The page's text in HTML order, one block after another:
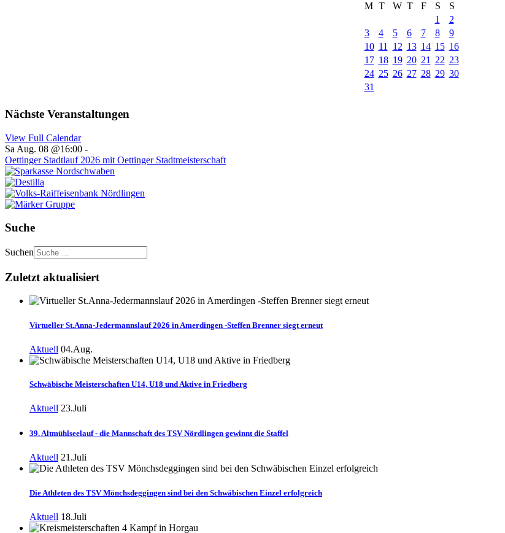
M T W T F S
S
1
2
3
4 5 6 7 8
9
10 11 12 13 14 15 16
17 18 19 20 21 22 23
24 25 26 27 28 29 30
31
Nächste Veranstaltungen
View Full Calendar
Sa Aug. 08 @16:00 -
Oettinger Stadtlauf 2026 mit Oettinger Stadtmeisterschaft
Suche
Suchen
Zuletzt aktualisiert
Virtueller St.Anna-Jedermannslauf 2026 in Amerdingen -Steffen Brenner siegt erneut
Aktuell 04.Aug.
Schwäbische Meisterschaften U14, U18 und Aktive in Friedberg
Aktuell 23.Juli
39. Altmühlseelauf - die Mannschaft des TSV Nördlingen gewinnt die Staffel
Aktuell 21.Juli
Die Athleten des TSV Mönchsdeggingen sind bei den Schwäbischen Einzel erfolgreich
Aktuell 18.Juli